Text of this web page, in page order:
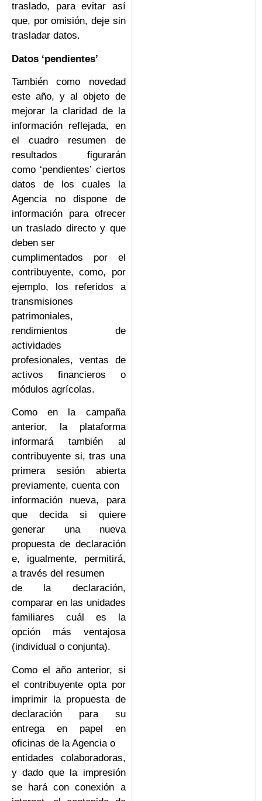
traslado, para evitar así
que, por omisión, deje sin
trasladar datos.
Datos ‘pendientes’
También como novedad
este año, y al objeto de
mejorar la claridad de la
información reflejada, en
el cuadro resumen de
resultados figurarán
como ‘pendientes’ ciertos
datos de los cuales la
Agencia no dispone de
información para ofrecer
un traslado directo y que
deben ser
cumplimentados por el
contribuyente, como, por
ejemplo, los referidos a
transmisiones
patrimoniales,
rendimientos de
actividades
profesionales, ventas de
activos financieros o
módulos agrícolas.
Como en la campaña
anterior, la plataforma
informará también al
contribuyente si, tras una
primera sesión abierta
previamente, cuenta con
información nueva, para
que decida si quiere
generar una nueva
propuesta de declaración
e, igualmente, permitirá,
a través del resumen
de la declaración,
comparar en las unidades
familiares cuál es la
opción más ventajosa
(individual o conjunta).
Como el año anterior, si
el contribuyente opta por
imprimir la propuesta de
declaración para su
entrega en papel en
oficinas de la Agencia o
entidades colaboradoras,
y dado que la impresión
se hará con conexión a